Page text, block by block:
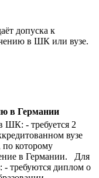
допуска к
в ШК или вузе.
в Германии
ШК: - требуется 2
вузе
которому
в Германии. Для
- требуются диплом о